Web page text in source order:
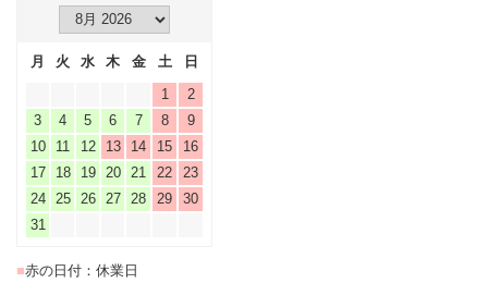
月 火 水 木 金 土
日
1
2
3
4 5 6 7 8
9
10
11 12 13 14 15
16
17
18 19 20 21 22
23
24
25 26 27 28 29
30
31
■赤の日付：休業日